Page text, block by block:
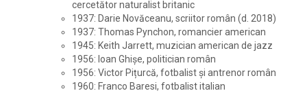
cercetător naturalist britanic
1937: Darie Novăceanu, scriitor român (d. 2018)
1937: Thomas Pynchon, romancier american
1945: Keith Jarrett, muzician american de jazz
1956: Ioan Ghișe, politician român
1956: Victor Pițurcă, fotbalist și antrenor român
1960: Franco Baresi, fotbalist italian